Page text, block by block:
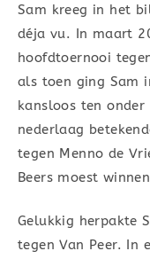
Sam kreeg in het
déja vu. In maart
hoofdtoernooi
als toen ging Sam
kansloos ten
nederlaag
tegen Menno de
Beers moest
Gelukkig herpakte
tegen Van Peer. In